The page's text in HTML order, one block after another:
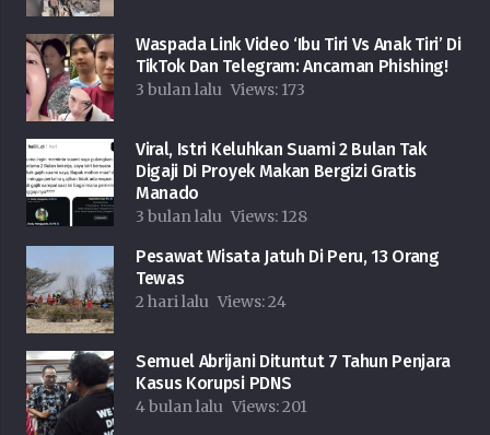
Waspada Link Video ‘Ibu Tiri Vs Anak Tiri’ Di
TikTok Dan Telegram: Ancaman Phishing!
3 bulan lalu Views: 173
Viral, Istri Keluhkan Suami 2 Bulan Tak
Digaji Di Proyek Makan Bergizi Gratis
Manado
3 bulan lalu Views: 128
Pesawat Wisata Jatuh Di Peru, 13 Orang
Tewas
2 hari lalu Views:24
Semuel Abrijani Dituntut 7 Tahun Penjara
Kasus Korupsi PDNS
4 bulan lalu Views:201